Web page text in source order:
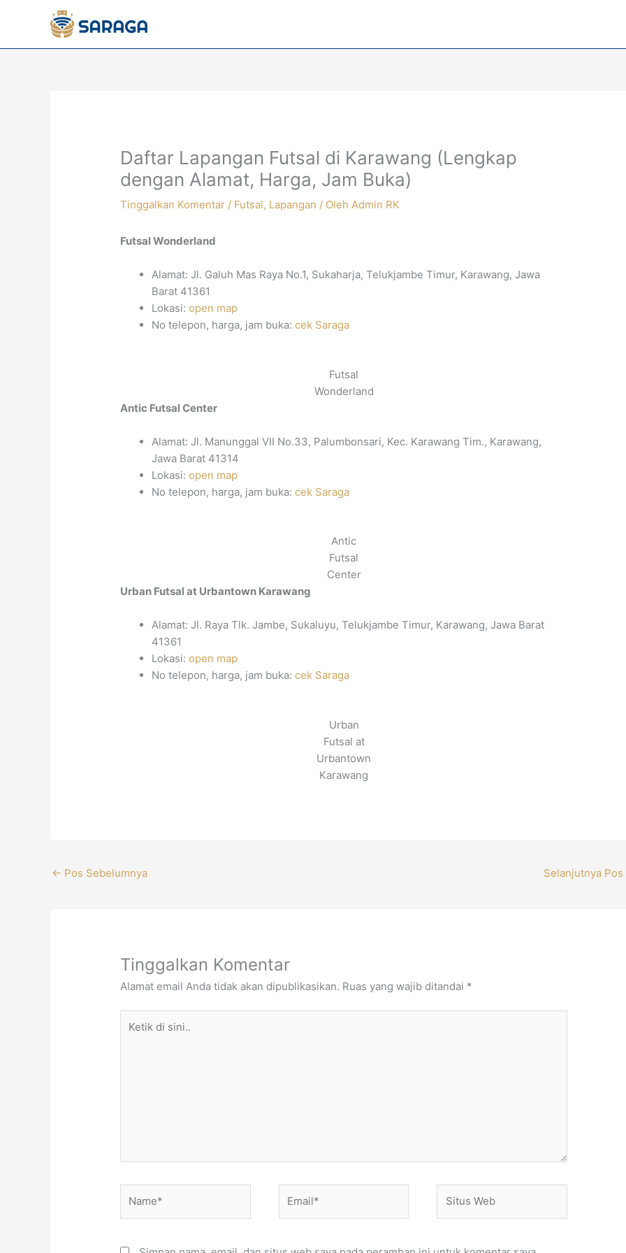
Daftar Lapangan Futsal di Karawang (Lengkap
dengan Alamat, Harga, Jam Buka)
Tinggalkan Komentar / Futsal, Lapangan / OlehAdmin RK
Futsal Wonderland
Alamat: Jl. Galuh Mas Raya No.1, Sukaharja, Telukjambe Timur, Karawang, Jawa
Barat 41361
Lokasi:open map
No telepon, harga, jam buka:cek Saraga
Futsal
Wonderland
Antic Futsal Center
Alamat: Jl. Manunggal VII No.33, Palumbonsari, Kec. Karawang Tim., Karawang,
Jawa Barat 41314
Lokasi:open map
No telepon, harga, jam buka:cek Saraga
Antic
Futsal
Center
Urban Futsal at Urbantown Karawang
Alamat: Jl. Raya Tlk. Jambe, Sukaluyu, Telukjambe Timur, Karawang, Jawa Barat
41361
Lokasi:open map
No telepon, harga, jam buka:cek Saraga
Urban
Futsal at
Urbantown
Karawang
← Pos Sebelumnya Selanjutnya Pos
Tinggalkan Komentar
Alamat email Anda tidak akan dipublikasikan. Ruas yang wajib ditandai *
Web